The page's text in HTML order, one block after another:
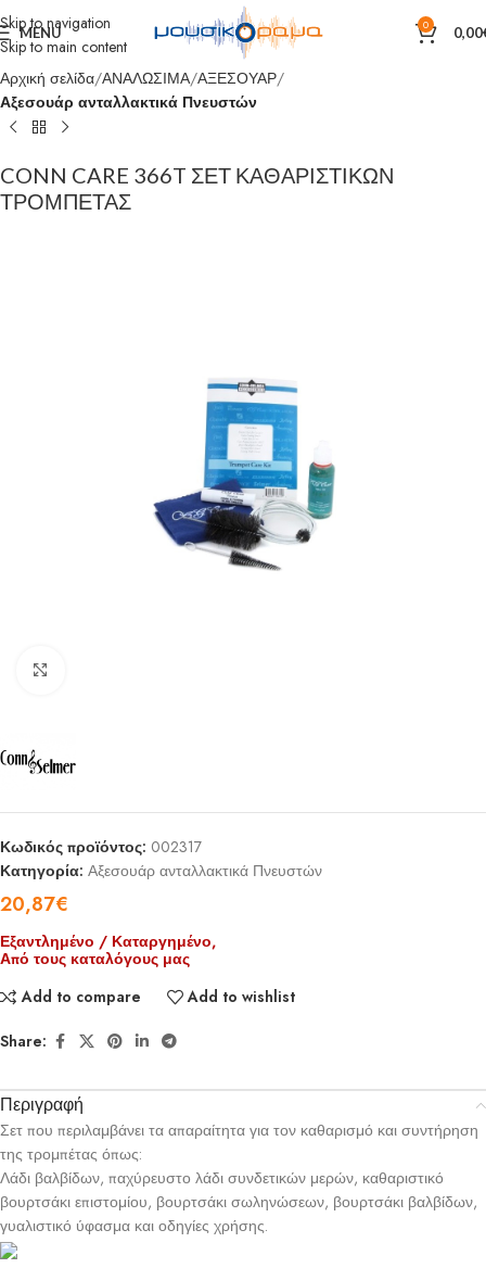
Skip to navigation
Skip to main content
MENU 0 0,00
Αρχική σελίδα ΑΝΑΛΩΣΙΜΑ ΑΞΕΣΟΥΑΡ
Αξεσουάρ ανταλλακτικά Πνευστών
CONN CARE 366T ΣΕΤ ΚΑΘΑΡΙΣΤΙΚΩΝ
ΤΡΟΜΠΕΤΑΣ
Κωδικός προϊόντος: 002317
Κατηγορία: Αξεσουάρ ανταλλακτικά Πνευστών
20,87€
Εξαντλημένο / Καταργημένο,
Από τους καταλόγους μας
Add to compare
Add to wishlist
Share:
Περιγραφή
Σετ που περιλαμβάνει τα απαραίτητα για τον καθαρισμό και συντήρηση
της τρομπέτας όπως:
Λάδι βαλβίδων, παχύρευστο λάδι συνδετικών μερών, καθαριστικό
βουρτσάκι επιστομίου, βουρτσάκι σωληνώσεων, βουρτσάκι βαλβίδων,
γυαλιστικό ύφασμα και οδηγίες χρήσης.